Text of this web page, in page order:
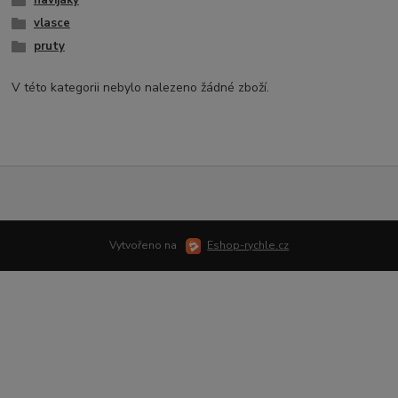
vlasce
pruty
V této kategorii nebylo nalezeno žádné zboží.
Vytvořeno na Eshop-rychle.cz